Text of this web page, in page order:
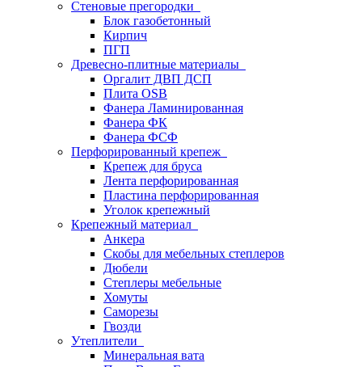
Стеновые прегородки
Блок газобетонный
Кирпич
ПГП
Древесно-плитные материалы
Оргалит ДВП ДСП
Плита OSB
Фанера Ламинированная
Фанера ФК
Фанера ФСФ
Перфорированный крепеж
Крепеж для бруса
Лента перфорированная
Пластина перфорированная
Уголок крепежный
Крепежный материал
Анкера
Скобы для мебельных степлеров
Дюбели
Степлеры мебельные
Хомуты
Саморезы
Гвозди
Утеплители
Минеральная вата